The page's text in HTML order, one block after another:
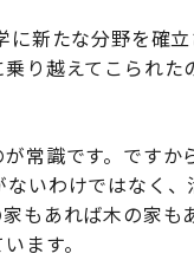
新たな分野を確
り越えてこられ
常識です。です
いわけではなく
もあれば木の家
ます。